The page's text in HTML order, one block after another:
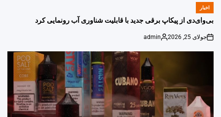
POSTED
اخبار
بی‌وای‌دی از پیکاپ برقی جدید با قابلیت شناوری آب رونمایی کرد
on
جولای 25, 2026
Posted
admin